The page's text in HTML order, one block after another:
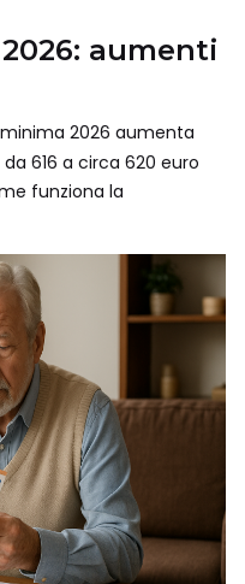
aumenti
2026 aumenta
da 616 a circa 620 euro
funziona la